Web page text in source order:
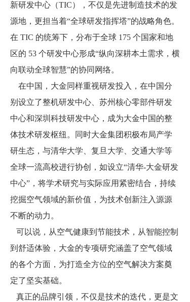
新研发中心（TIC），不仅是先进制造技术的发
源地，更担当着“全球研发指挥塔”的战略角色。
在 TIC 的统筹下，分布于全球 175 个国家和地
区的 53 个研发中心形成“纵向深耕本土需求，横
向联动全球智慧”的协同网络。
在中国，大金同样重视研发投入，在中国分
别设立了整机研发中心、苏州核心零部件研发
中心和深圳科技研发中心，成为大金中国的整
体技术研发枢纽。同时大金集团积极布局产学
研生态，与清华大学、复旦大学、交通大学等
全球一流高校进行协创，如设立“清华-大金研发
中心”，将学术研究与实际应用紧密结合，持续
挖掘空气领域的新价值，为技术创新注入源源
不断的动力。
可以说，从空气健康到节能技术，从智能控制
到舒适体验，大金的专项研究涵盖了空气领域
的各个方面，为打造全方位的空气解决方案奠
定了坚实基础。
真正的品牌引领，不仅是技术的迭代，更是文